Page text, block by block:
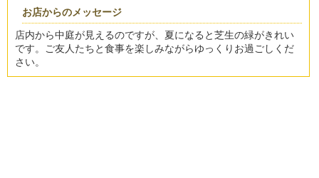
お店からのメッセージ
店内から中庭が見えるのですが、夏になると芝生の緑がきれい
です。ご友人たちと食事を楽しみながらゆっくりお過ごしくだ
さい。